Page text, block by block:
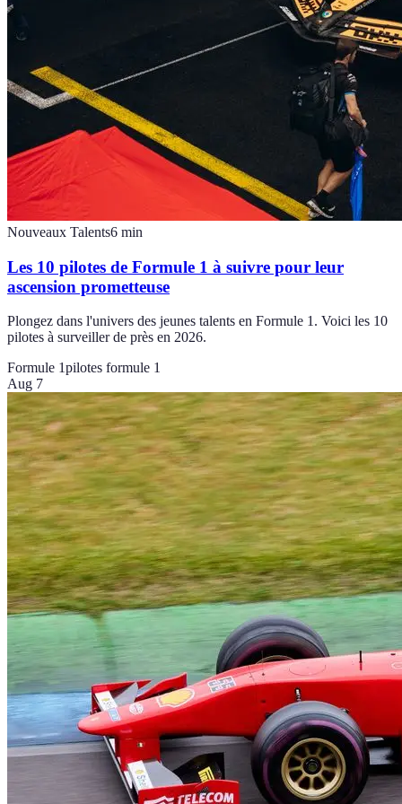
Nouveaux Talents6 min
Les 10 pilotes de Formule 1 à suivre pour leur
ascension prometteuse
Plongez dans l'univers des jeunes talents en Formule 1. Voici les 10
pilotes à surveiller de près en 2026.
Formule 1pilotes formule 1
Aug 7